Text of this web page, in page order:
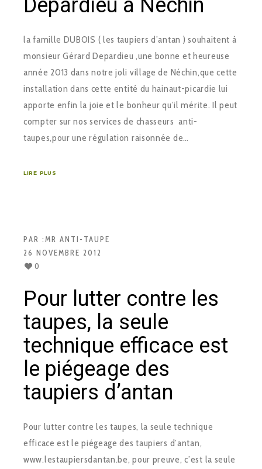
Depardieu à Néchin
la famille DUBOIS ( les taupiers d’antan ) souhaitent à
monsieur Gérard Depardieu ,une bonne et heureuse
année 2013 dans notre joli village de Néchin,que cette
installation dans cette entité du hainaut-picardie lui
apporte enfin la joie et le bonheur qu’il mérite. Il peut
compter sur nos services de chasseurs anti-
taupes,pour une régulation raisonnée de…
LIRE PLUS
PAR :MR ANTI-TAUPE
26 NOVEMBRE 2012
0
Pour lutter contre les
taupes, la seule
technique efficace est
le piégeage des
taupiers d’antan
Pour lutter contre les taupes, la seule technique
efficace est le piégeage des taupiers d’antan,
www.lestaupiersdantan.be, pour preuve, c’est la seule